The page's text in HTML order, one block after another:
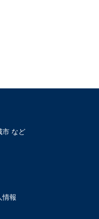
市 など
情報